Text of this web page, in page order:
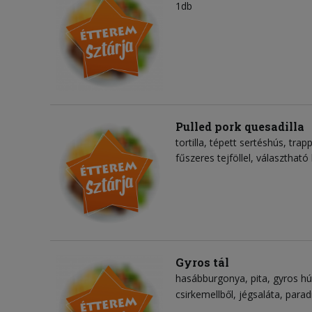
1db
Pulled pork quesadilla
tortilla tépett sertéshús
fűszeres tejföllel, választható
Gyros tál
hasábburgonya pita gyros
csirkemellből jégsaláta